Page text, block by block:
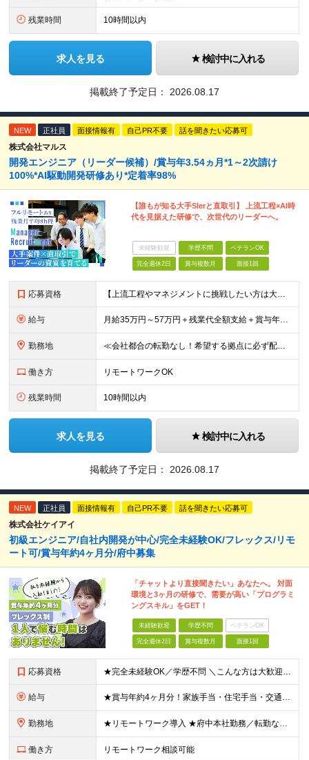
残業時間 10時間以内
求人を見る 検討中に入れる
掲載終了予定日： 2026.08.17
NEW 正社員 面接情報有 自己PR不要 話を聞きたい応募可
株式会社マルス
開発エンジニア（リーダー候補）/賞与年3.54ヵ月*1～2次請け
100%*AI駆動開発研修あり*定着率98%
【誰もが知る大手SIerと直取引】 上流工程×AI時
代を見据えた研修で、次世代のリーダーへ。
未経験歓迎 学歴不問 ベテランOK
完全週休2日 賞与複数月 面接1回
応募資格 【上流工程やマネジメントに挑戦したい方は大歓迎です！】 ★開発エンジニアとしての実務経験をお持ちの方 ★上記に加え、下記いずれかに該当する方 ・チームのリーダー／サブリーダーの経験をお持ちの方 ・教育
給与 月給35万円～57万円＋残業代全額支給＋賞与年3.45ヵ月(リーダー経験者) 月給32万円～43万円＋残業代全額支給＋賞与年3.45ヵ月(実務経験者) 入社時想定年収： 490万円～798万円(リー
勤務地 ≪会社都合の転勤なし！希望する拠点に必ず配属します。新潟Uターン・Iターン大歓迎！≫ 首都圏(東京、神奈川、千葉、埼玉)または新潟市、長岡市周辺のお客様先または各拠点での勤務となります。 ■東京支社
働き方 リモートワークOK
残業時間 10時間以内
求人を見る 検討中に入れる
掲載終了予定日： 2026.08.17
NEW 正社員 面接情報有 自己PR不要 話を聞きたい応募可
株式会社ケイアイ
初級エンジニア/自社内開発が中心/完全未経験OK/フレックス/リモ
ート可/賞与年約4ヶ月分/府中募集
「チャットより直接聞きたい」あなたへ。 対面
環境と3ヶ月の研修で、需要が高い「プログラミ
ングスキル」をGET！
未経験歓迎 学歴不問 ベテランOK
完全週休2日 賞与複数月 面接1回
応募資格 ★完全未経験OK／学歴不問 ＼こんな方は大歓迎です／ ■安心できる環境でITデビューしたい方 ■手に職をつけて、安定した働き方を叶えたい方 ■案件は先輩と一緒に参画したい方 ■大手案件を手がけるスキ
給与 ★賞与年約4ヶ月分！家族手当・住宅手当・交通費全額支給など好待遇を完備！ 【各種手当について】 ・家族手当（扶養2万円／月、子5000円／月※2人目以降も同様） ・単身社宅制度（一律支給の住宅手当と
勤務地 ★リモートワーク導入 ★府中本社勤務／転勤なし ★自社内開発が中心 ※フルリモート非推奨、完全在宅ワーク非推奨 府中本社もしくはプロジェクト先（東京、神奈川など） 【本社】東京都府中市晴見町2丁目
働き方 リモートワーク相談可能